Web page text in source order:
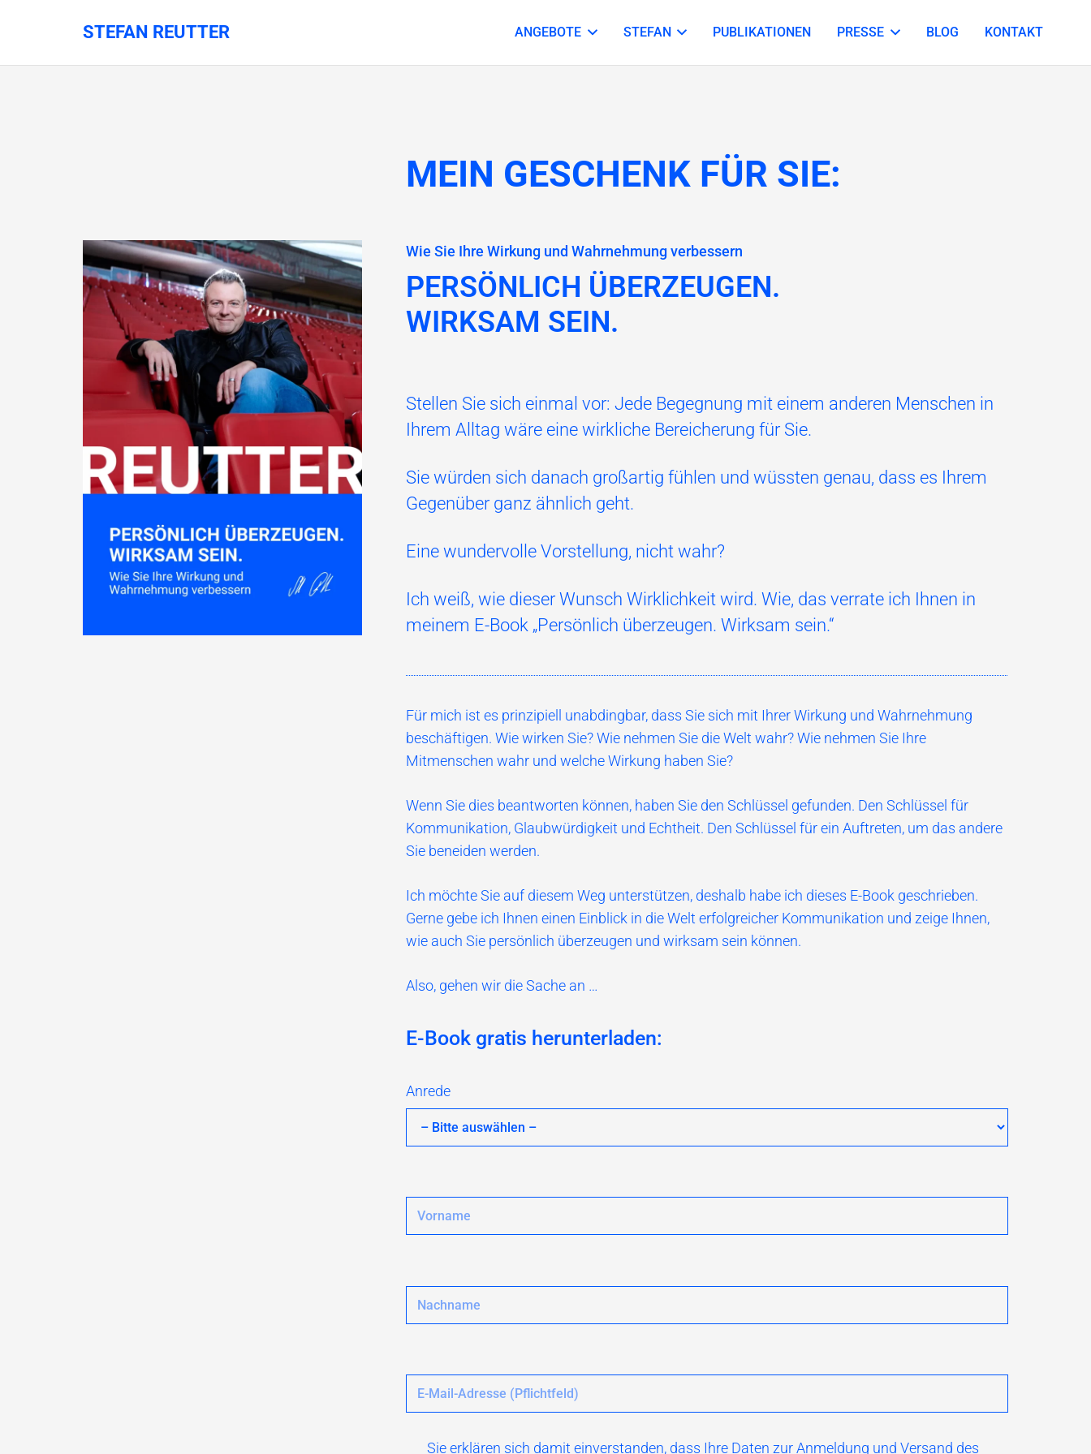
STEFAN REUTTER ANGEBOTE STEFAN PUBLIKATIONEN PRESSE BLOG KONTAKT
MEIN GESCHENK FÜR SIE:
Wie Sie Ihre Wirkung und Wahrnehmung verbessern
PERSÖNLICH ÜBERZEUGEN.
WIRKSAM SEIN.
Stellen Sie sich einmal vor: Jede Begegnung mit einem anderen Menschen in
Ihrem Alltag wäre eine wirkliche Bereicherung für Sie.
Sie würden sich danach großartig fühlen und wüssten genau, dass es Ihrem
Gegenüber ganz ähnlich geht.
Eine wundervolle Vorstellung, nicht wahr?
Ich weiß, wie dieser Wunsch Wirklichkeit wird. Wie, das verrate ich Ihnen in
meinem E-Book „Persönlich überzeugen. Wirksam sein.“
Für mich ist es prinzipiell unabdingbar, dass Sie sich mit Ihrer Wirkung und Wahrnehmung
beschäftigen. Wie wirken Sie? Wie nehmen Sie die Welt wahr? Wie nehmen Sie Ihre
Mitmenschen wahr und welche Wirkung haben Sie?
Wenn Sie dies beantworten können, haben Sie den Schlüssel gefunden. Den Schlüssel für
Kommunikation, Glaubwürdigkeit und Echtheit. Den Schlüssel für ein Auftreten, um das andere
Sie beneiden werden.
Ich möchte Sie auf diesem Weg unterstützen, deshalb habe ich dieses E-Book geschrieben.
Gerne gebe ich Ihnen einen Einblick in die Welt erfolgreicher Kommunikation und zeige Ihnen,
wie auch Sie persönlich überzeugen und wirksam sein können.
Also, gehen wir die Sache an …
E-Book gratis herunterladen:
Anrede
Sie erklären sich damit einverstanden, dass Ihre Daten zur Anmeldung und Versand des